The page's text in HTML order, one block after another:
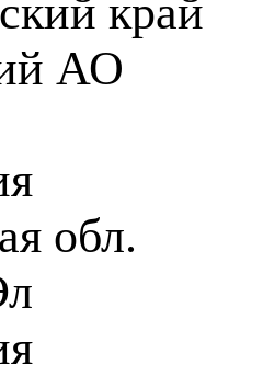
край
АО
обл.